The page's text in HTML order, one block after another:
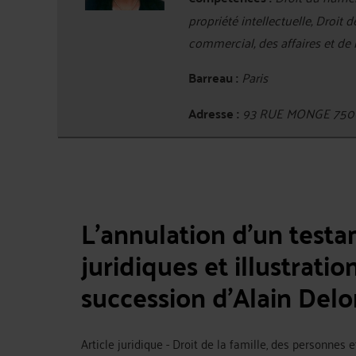
propriété intellectuelle, Droit
commercial, des affaires et
Barreau : Paris
Adresse : 93 RUE MONGE
L’annulation d’un
juridiques et
succession d’Alain
Article juridique - Droit de la famille, des personnes